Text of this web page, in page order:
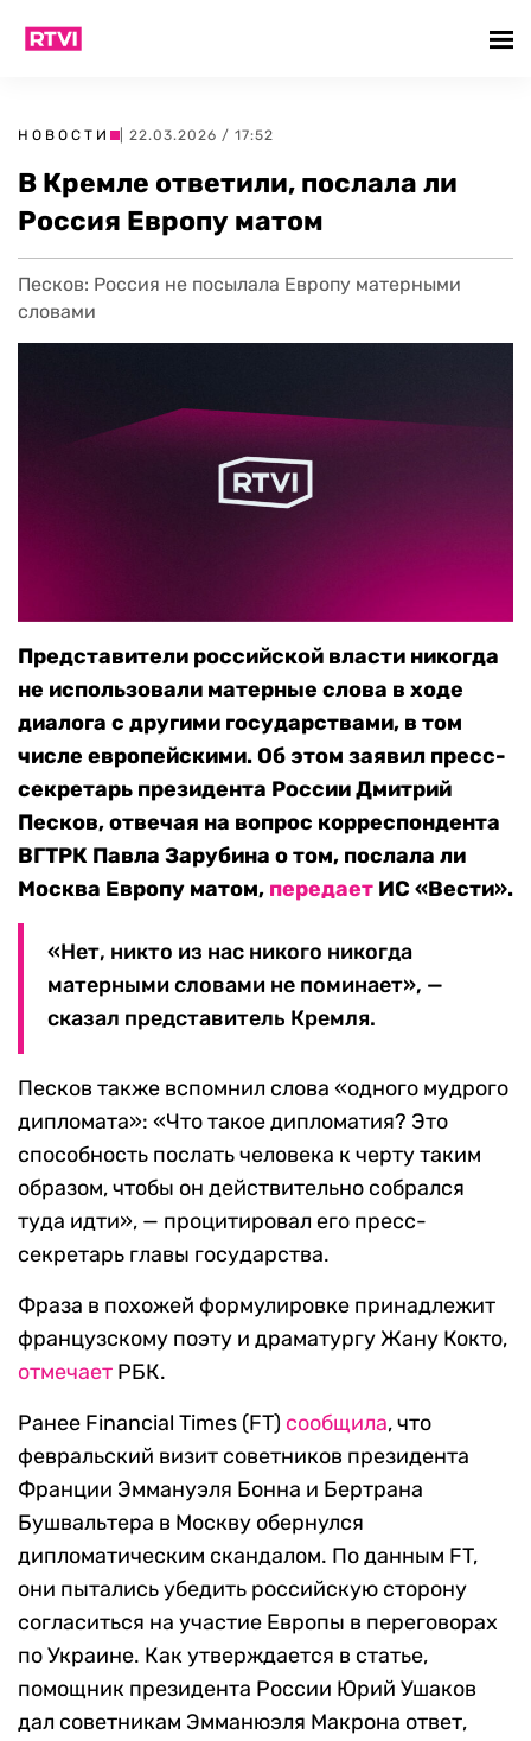
НОВОСТИ | 22.03.2026 / 17:52
В Кремле ответили, послала ли
Россия Европу матом
Песков: Россия не посылала Европу матерными
словами
Представители российской власти никогда
не использовали матерные слова в ходе
диалога с другими государствами, в том
числе европейскими. Об этом заявил пресс-
секретарь президента России Дмитрий
Песков, отвечая на вопрос корреспондента
ВГТРК Павла Зарубина о том, послала ли
Москва Европу матом, передает ИС «Вести».
«Нет, никто из нас никого никогда
матерными словами не поминает», —
сказал представитель Кремля.
Песков также вспомнил слова «одного мудрого
дипломата»: «Что такое дипломатия? Это
способность послать человека к черту таким
образом, чтобы он действительно собрался
туда идти», — процитировал его пресс-
секретарь главы государства.
Фраза в похожей формулировке принадлежит
французскому поэту и драматургу Жану Кокто,
отмечает РБК.
Ранее Financial Times (FT) сообщила, что
февральский визит советников президента
Франции Эммануэля Бонна и Бертрана
Бушвальтера в Москву обернулся
дипломатическим скандалом. По данным FT,
они пытались убедить российскую сторону
согласиться на участие Европы в переговорах
по Украине. Как утверждается в статье,
помощник президента России Юрий Ушаков
дал советникам Эмманюэля Макрона ответ,